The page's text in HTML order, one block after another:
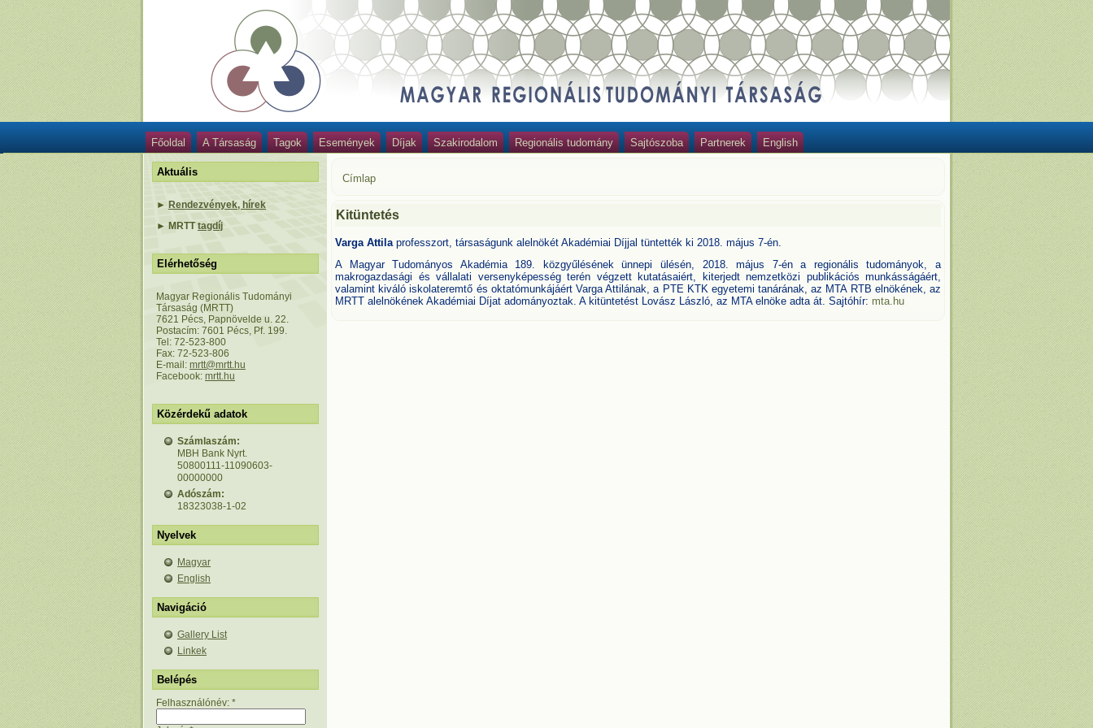
Főoldal A Társaság Tagok Események Díjak Szakirodalom Regionális tudomány Sajtószoba Partnerek English
Aktuális
► Rendezvények, hírek
► MRTTtagdíj
Elérhetőség
Magyar Regionális Tudományi
Társaság (MRTT)
7621 Pécs, Papnövelde u. 22.
Postacím: 7601 Pécs, Pf. 199.
Tel: 72-523-800
Fax: 72-523-806
E-mail: mrtt@mrtt.hu
Facebook: mrtt.hu
Közérdekű adatok
Számlaszám:
MBH Bank Nyrt.
50800111-11090603-
00000000
Adószám:
18323038-1-02
Nyelvek
Magyar
English
Navigáció
Gallery List
Linkek
Belépés
Felhasználónév: *
Címlap
Kitüntetés
Varga Attilaprofesszort, társaságunk alelnökét Akadémiai Díjjal tüntették ki 2018. május 7-én.
A Magyar Tudományos Akadémia 189. közgyűlésének ünnepi ülésén, 2018. május 7-én a regionális tudományok, a
makrogazdasági és vállalati versenyképesség terén végzett kutatásaiért, kiterjedt nemzetközi publikációs munkásságáért,
valamint kiváló iskolateremtő és oktatómunkájáért Varga Attilának, a PTE KTK egyetemi tanárának, az MTA RTB elnökének, az
MRTT alelnökének Akadémiai Díjat adományoztak. A kitüntetést Lovász László, az MTA elnöke adta át. Sajtóhír: mta.hu